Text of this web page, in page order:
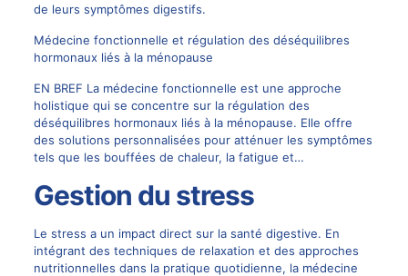
de leurs symptômes digestifs.
Médecine fonctionnelle et régulation des déséquilibres
hormonaux liés à la ménopause
EN BREF La médecine fonctionnelle est une approche
holistique qui se concentre sur la régulation des
déséquilibres hormonaux liés à la ménopause. Elle offre
des solutions personnalisées pour atténuer les symptômes
tels que les bouffées de chaleur, la fatigue et…
Gestion du stress
Le stress a un impact direct sur la santé digestive. En
intégrant des techniques de relaxation et des approches
nutritionnelles dans la pratique quotidienne, la médecine